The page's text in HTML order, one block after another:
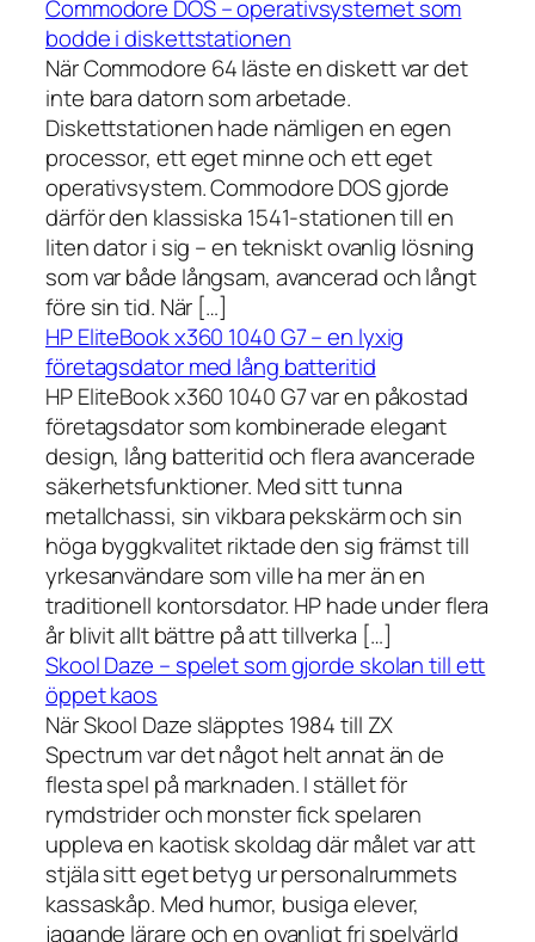
Commodore DOS – operativsystemet som
bodde i diskettstationen
När Commodore 64 läste en diskett var det
inte bara datorn som arbetade.
Diskettstationen hade nämligen en egen
processor, ett eget minne och ett eget
operativsystem. Commodore DOS gjorde
därför den klassiska 1541-stationen till en
liten dator i sig – en tekniskt ovanlig lösning
som var både långsam, avancerad och långt
före sin tid. När […]
HP EliteBook x360 1040 G7 – en lyxig
företagsdator med lång batteritid
HP EliteBook x360 1040 G7 var en påkostad
företagsdator som kombinerade elegant
design, lång batteritid och flera avancerade
säkerhetsfunktioner. Med sitt tunna
metallchassi, sin vikbara pekskärm och sin
höga byggkvalitet riktade den sig främst till
yrkesanvändare som ville ha mer än en
traditionell kontorsdator. HP hade under flera
år blivit allt bättre på att tillverka […]
Skool Daze – spelet som gjorde skolan till ett
öppet kaos
När Skool Daze släpptes 1984 till ZX
Spectrum var det något helt annat än de
flesta spel på marknaden. I stället för
rymdstrider och monster fick spelaren
uppleva en kaotisk skoldag där målet var att
stjäla sitt eget betyg ur personalrummets
kassaskåp. Med humor, busiga elever,
jagande lärare och en ovanligt fri spelvärld